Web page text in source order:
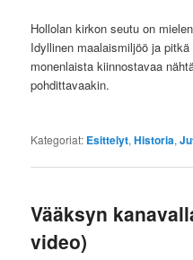
Hollolan kirkon seutu on
Idyllinen maalaismiljöö ja
monenlaista kiinnostavaa
pohdittavaakin.
Kategoriat: Esittelyt,Historia,
Vääksyn
video)